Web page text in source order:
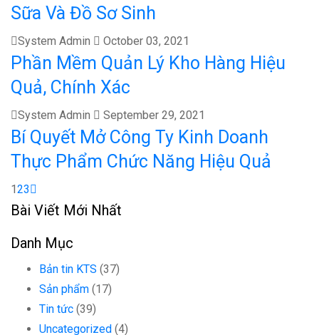
Sữa Và Đồ Sơ Sinh
System Admin October 03, 2021
Phần Mềm Quản Lý Kho Hàng Hiệu
Quả, Chính Xác
System Admin September 29, 2021
Bí Quyết Mở Công Ty Kinh Doanh
Thực Phẩm Chức Năng Hiệu Quả
123
Bài Viết Mới Nhất
Danh Mục
Bản tin KTS (37)
Sản phẩm (17)
Tin tức (39)
Uncategorized (4)